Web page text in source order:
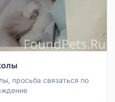
просьба связаться по